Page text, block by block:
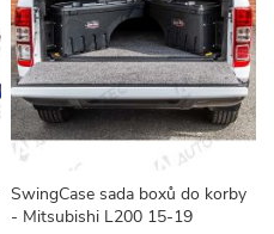
SwingCase sada boxů do korby
- Mitsubishi L200 15-19